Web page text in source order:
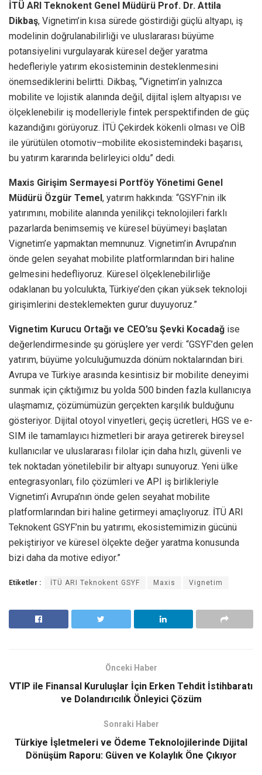
İTÜ ARI Teknokent Genel Müdürü Prof. Dr. Attila
Dikbaş, Vignetim’in kısa sürede göstirdiği güçlü altyapı, iş
modelinin doğrulanabilirliği ve uluslararası büyüme
potansiyelini vurgulayarak küresel değer yaratma
hedefleriyle yatırım ekosisteminin desteklenmesini
önemsediklerini belirtti. Dikbaş, “Vignetim’in yalnızca
mobilite ve lojistik alanında değil, dijital işlem altyapısı ve
ölçeklenebilir iş modelleriyle fintek perspektifinden de güç
kazandığını görüyoruz. İTÜ Çekirdek kökenli olması ve OİB
ile yürütülen otomotiv–mobilite ekosistemindeki başarısı,
bu yatırım kararında belirleyici oldu” dedi.
Maxis Girişim Sermayesi Portföy Yönetimi Genel
Müdürü Özgür Temel, yatırım hakkında: “GSYF’nin ilk
yatırımını, mobilite alanında yenilikçi teknolojileri farklı
pazarlarda benimsemiş ve küresel büyümeyi başlatan
Vignetim’e yapmaktan memnunuz. Vignetim’in Avrupa’nın
önde gelen seyahat mobilite platformlarından biri haline
gelmesini hedefliyoruz. Küresel ölçeklenebilirliğe
odaklanan bu yolculukta, Türkiye’den çıkan yüksek teknoloji
girişimlerini desteklemekten gurur duyuyoruz.”
Vignetim Kurucu Ortağı ve CEO’su Şevki Kocadağ ise
değerlendirmesinde şu görüşlere yer verdi: “GSYF’den gelen
yatırım, büyüme yolculuğumuzda dönüm noktalarından biri.
Avrupa ve Türkiye arasında kesintisiz bir mobilite deneyimi
sunmak için çıktığımız bu yolda 500 binden fazla kullanıcıya
ulaşmamız, çözümümüzün gerçekten karşılık bulduğunu
gösteriyor. Dijital otoyol vinyetleri, geçiş ücretleri, HGS ve e-
SIM ile tamamlayıcı hizmetleri bir araya getirerek bireysel
kullanıcılar ve uluslararası filolar için daha hızlı, güvenli ve
tek noktadan yönetilebilir bir altyapı sunuyoruz. Yeni ülke
entegrasyonları, filo çözümleri ve API iş birlikleriyle
Vignetim’i Avrupa’nın önde gelen seyahat mobilite
platformlarından biri haline getirmeyi amaçlıyoruz. İTÜ ARI
Teknokent GSYF’nin bu yatırımı, ekosistemimizin gücünü
pekiştiriyor ve küresel ölçekte değer yaratma konusunda
bizi daha da motive ediyor.”
Etiketler : İTÜ ARI Teknokent GSYF Maxis Vignetim
Önceki Haber
VTIP ile Finansal Kuruluşlar İçin Erken Tehdit İstihbaratı
ve Dolandırıcılık Önleyici Çözüm
Sonraki Haber
Türkiye İşletmeleri ve Ödeme Teknolojilerinde Dijital
Dönüşüm Raporu: Güven ve Kolaylık Öne Çıkıyor